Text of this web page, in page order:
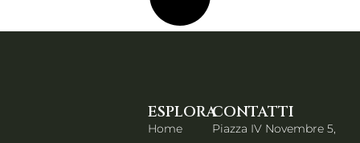
ESPLORA
Home
CONTATTI
Piazza IV Novembre 5,